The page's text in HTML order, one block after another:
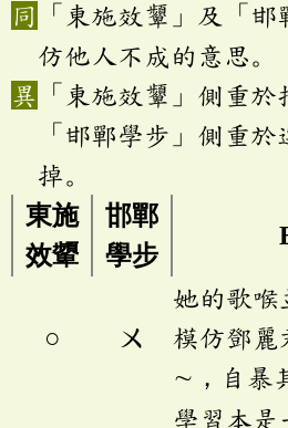
「東施效顰」及「
仿他人不成的意思。
「東施效顰」側重於
「邯鄲學步」側重
掉。
東施
效顰
邯鄲
學步
○ ㄨ
她的歌喉
模仿鄧麗
∼，自暴
學習本是